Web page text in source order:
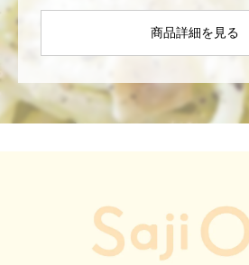
商品詳細を見る